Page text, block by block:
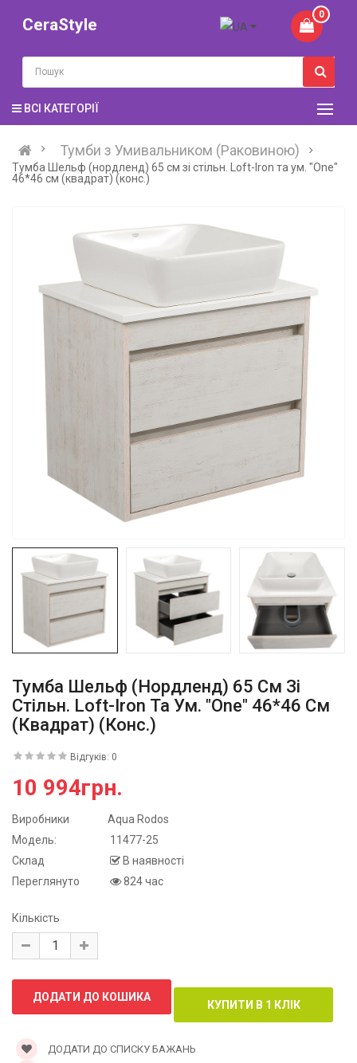
CeraStyle
0
ВСІ КАТЕГОРІЇ
Тумби з Умивальником (Раковиною)
Тумба Шельф (нордленд) 65 см зі стільн. Loft-Iron та ум. "One"
46*46 см (квадрат) (конс.)
Тумба Шельф (нордленд) 65 См Зі
Стільн. Loft-Iron Та Ум. "One" 46*46 См
(квадрат) (конс.)
Відгуків: 0
10 994грн.
Виробники
Aqua Rodos
Модель:
11477-25
Склад
В наявності
Переглянуто
824 час
Кількість
ДОДАТИ ДО СПИСКУ БАЖАНЬ